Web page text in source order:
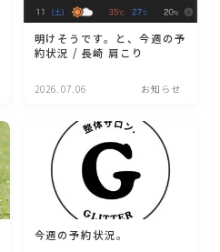
明けそうです。と、今週の予
約状況 / 長崎 肩こり
2026.07.06 お知らせ
今週の予約状況。